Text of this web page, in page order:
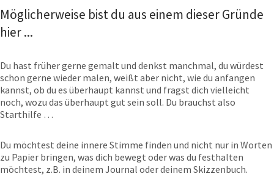
Möglicherweise bist du aus einem dieser Gründe
hier ...
Du hast früher gerne gemalt und denkst manchmal, du würdest
schon gerne wieder malen, weißt aber nicht, wie du anfangen
kannst, ob du es überhaupt kannst und fragst dich vielleicht
noch, wozu das überhaupt gut sein soll. Du brauchst also
Starthilfe …
Du möchtest deine innere Stimme finden und nicht nur in Worten
zu Papier bringen, was dich bewegt oder was du festhalten
möchtest, z.B. in deinem Journal oder deinem Skizzenbuch.